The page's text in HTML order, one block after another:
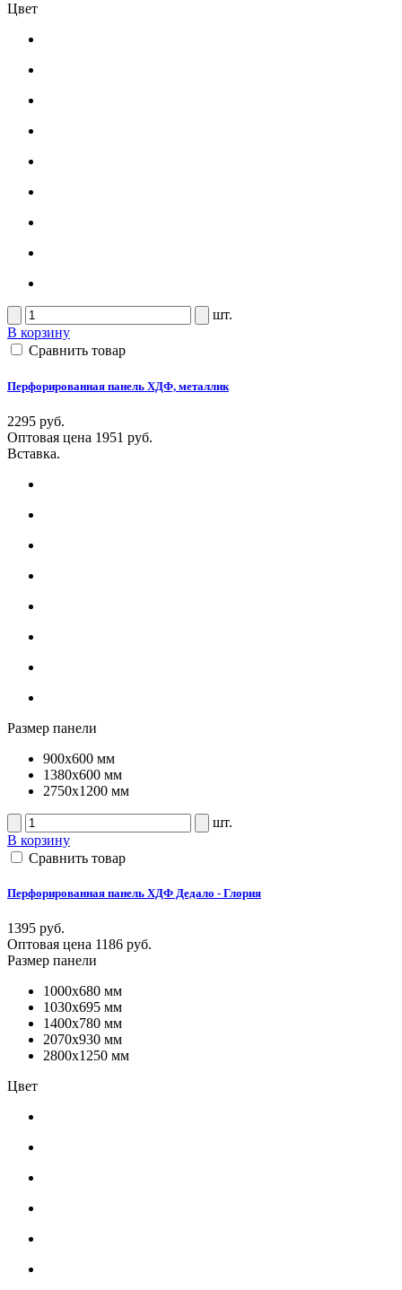
Цвет
шт.
В корзину
Сравнить товар
Перфорированная панель ХДФ, металлик
2295 руб.
Оптовая цена 1951 руб.
Вставка.
Размер панели
900х600 мм
1380х600 мм
2750х1200 мм
шт.
В корзину
Сравнить товар
Перфорированная панель ХДФ Дедало - Глория
1395 руб.
Оптовая цена 1186 руб.
Размер панели
1000x680 мм
1030x695 мм
1400x780 мм
2070x930 мм
2800x1250 мм
Цвет